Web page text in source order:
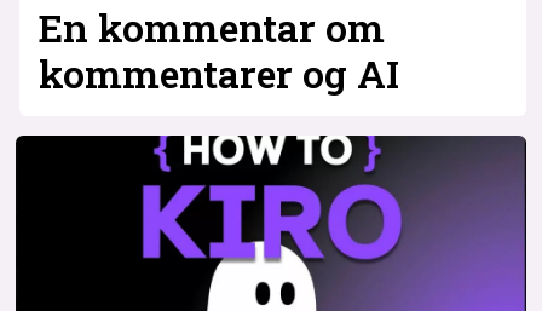
En kommentar om
kommentarer og AI